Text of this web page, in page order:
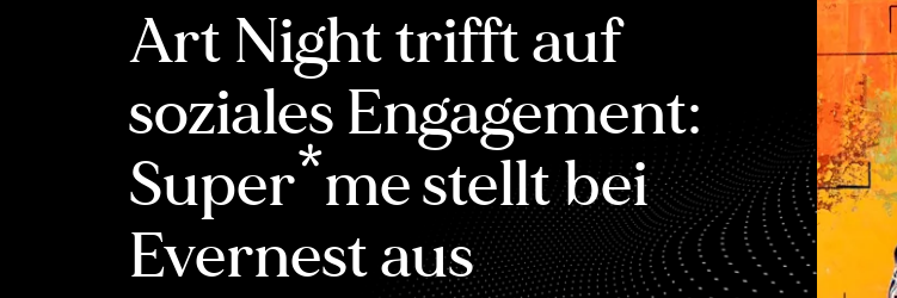
Art Night trifft auf
soziales Engagement:
Super*me stellt bei
Evernest aus